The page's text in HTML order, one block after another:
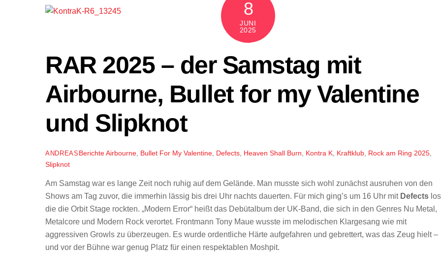
8
JUNI
2025
RAR 2025 – der Samstag mit
Airbourne, Bullet for my Valentine
und Slipknot
ANDREAS Berichte Airbourne, Bullet For My Valentine, Defects, Heaven Shall Burn Kontra K, Kraftklub, Rock am Ring 2025,
Slipknot
Am Samstag war es lange Zeit noch ruhig auf dem Gelände. Man musste sich wohl zunächst ausruhen von den
Shows am Tag zuvor, die immerhin lässig bis drei Uhr nachts dauerten. Für mich ging’s um 16 Uhr mit Defects
die die Orbit Stage rockten. „Modern Error“ heißt das Debütalbum der UK-Band, die sich in den Genres Nu Metal,
Metalcore und Modern Rock verortet. Frontmann Tony Maue wusste im melodischen Klargesang wie mit
aggressiven Growls zu überzeugen. Es wurde ordentliche Härte aufgefahren und gebrettert, was das Zeug hielt –
und vor der Bühne war genug Platz für einen respektablen Moshpit.